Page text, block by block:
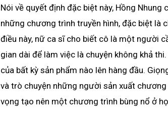
Nói về quyết định đặc biệt này, Hồng
những chương trình truyền hình, đặc biệt là
điều này, nữ ca sĩ cho biết cô là một người
gian dài để làm việc là chuyện không khả
của bất kỳ sản phẩm nào lên hàng đầu.
và trò chuyện những người sản xuất
vọng tạo nên một chương trình bùng nổ ở